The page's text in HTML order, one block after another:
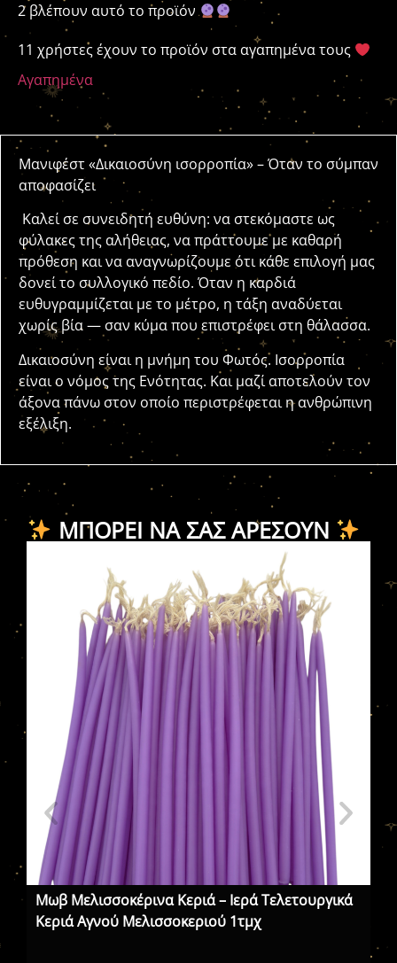
2 βλέπουν αυτό το προϊόν
11 χρήστες έχουν το προϊόν στα αγαπημένα τους
Αγαπημένα
Μανιφέστ «Δικαιοσύνη ισορροπία» – Όταν το σύμπαν
αποφασίζει
Καλεί σε συνειδητή ευθύνη: να στεκόμαστε ως
φύλακες της αλήθειας, να πράττουμε με καθαρή
πρόθεση και να αναγνωρίζουμε ότι κάθε επιλογή μας
δονεί το συλλογικό πεδίο. Όταν η καρδιά
ευθυγραμμίζεται με το μέτρο, η τάξη αναδύεται
χωρίς βία — σαν κύμα που επιστρέφει στη θάλασσα.
Δικαιοσύνη είναι η μνήμη του Φωτός. Ισορροπία
είναι ο νόμος της Ενότητας. Και μαζί αποτελούν τον
άξονα πάνω στον οποίο περιστρέφεται η ανθρώπινη
εξέλιξη.
ΜΠΟΡΕΊ ΝΑ ΣΑΣ ΑΡΈΣΟΥΝ
Μωβ Μελισσοκέρινα Κεριά – Ιερά Τελετουργικά
Κεριά Αγνού Μελισσοκεριού 1τμχ